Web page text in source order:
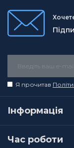
Я прочитав
Інформація
Час роботи